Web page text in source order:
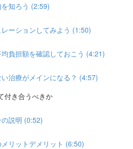
知ろう (2:59)
ーションしてみよう (1:50)
負担額を確認しておこう (4:21)
治療がメインになる？ (4:57)
付き合うべきか
説明 (0:52)
リットデメリット (6:50)